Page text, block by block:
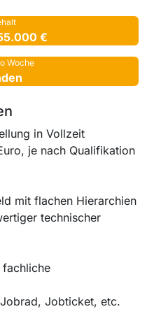
€
Woche
in Vollzeit
je nach Qualifikation
mit flachen Hierarchien
technischer
fachliche
Jobticket, etc.